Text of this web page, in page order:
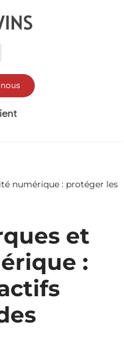
numérique : protéger les
et
: